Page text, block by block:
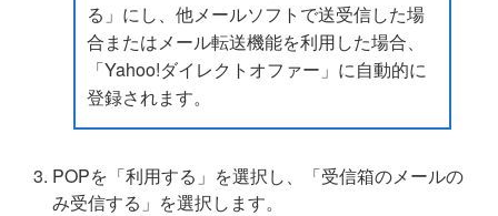
る」にし、他メールソフトで送受信した場
合またはメール転送機能を利用した場合、
「Yahoo!ダイレクトオファー」に自動的に
登録されます。
POPを「利用する」を選択し、「受信箱のメールの
み受信する」を選択します。